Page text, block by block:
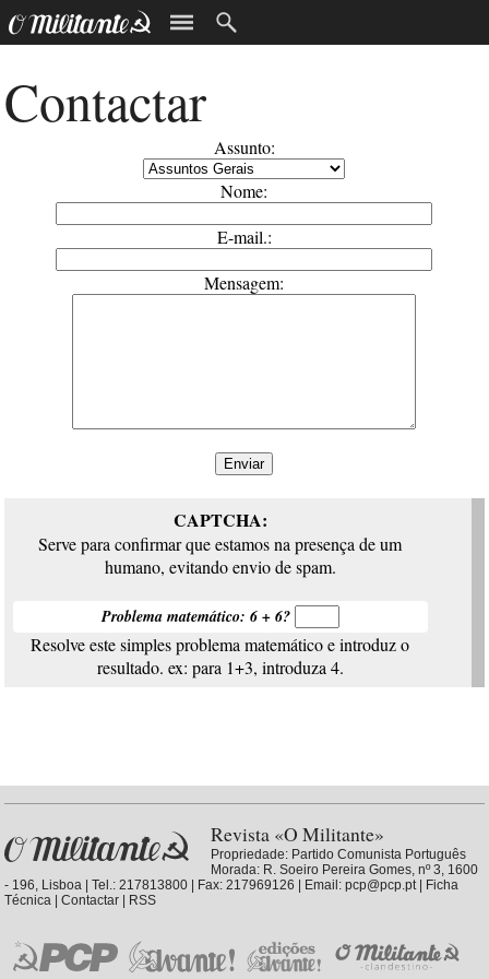
Contactar
Assunto:
Nome:
E-mail.:
Mensagem:
CAPTCHA:
Serve para confirmar que estamos na presença de um
humano, evitando envio de spam.
Problema matemático: 6 + 6?
Resolve este simples problema matemático e introduz o
resultado. ex: para 1+3, introduza 4.
Revista «O Militante»
Propriedade: Partido Comunista Português
Morada: R. Soeiro Pereira Gomes, nº 3, 1600
- 196, Lisboa | Tel.: 217813800 | Fax: 217969126 | Email: pcp@pcp.pt |
Ficha
Técnica |Contactar RSS